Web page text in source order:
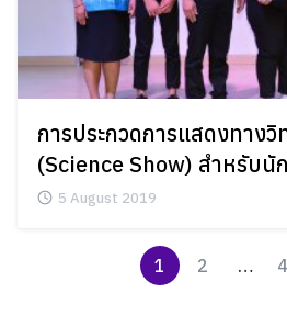
การประกวดการแสดงทาง
(Science Show) สำหรับ
5 August 2019
1 2 …